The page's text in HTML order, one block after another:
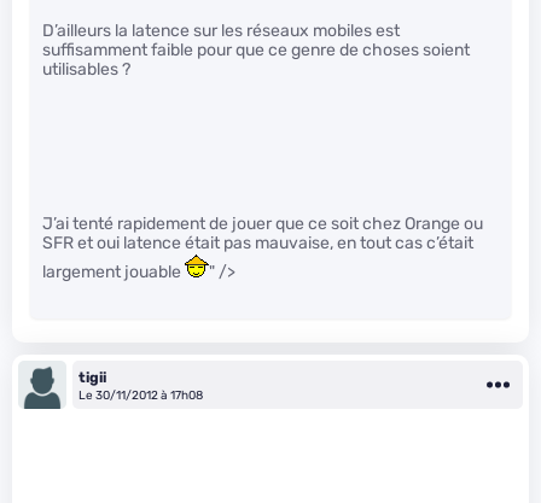
D’ailleurs la latence sur les réseaux mobiles est
suffisamment faible pour que ce genre de choses soient
utilisables ?
J’ai tenté rapidement de jouer que ce soit chez Orange ou
SFR et oui latence était pas mauvaise, en tout cas c’était
largement jouable
" />
tigii
Le 30/11/2012 à 17h08